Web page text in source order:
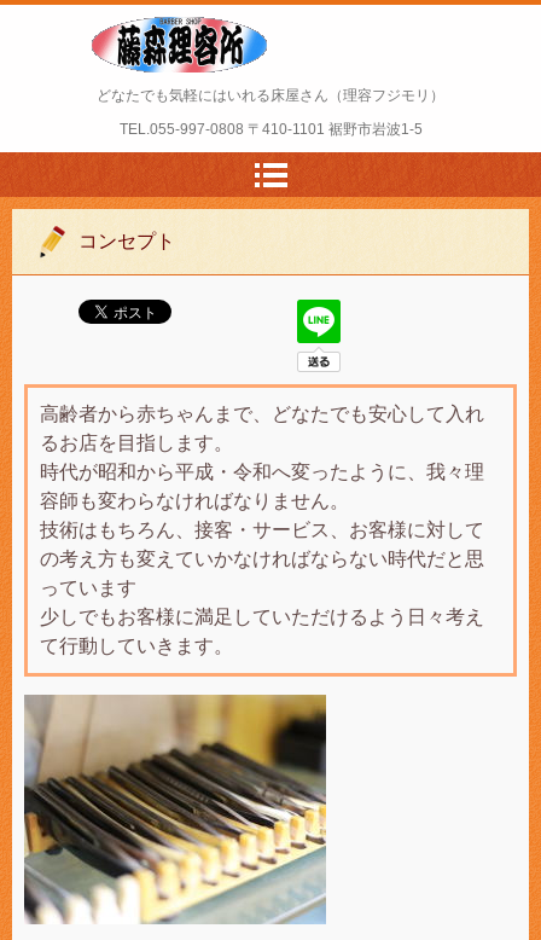
どなたでも気軽にはいれる床屋さん（理容フジモリ）
TEL.055-997-0808 〒410-1101 裾野市岩波1-5
コンセプト
高齢者から赤ちゃんまで、どなたでも安心して入れ
るお店を目指します。
時代が昭和から平成・令和へ変ったように、我々理
容師も変わらなければなりません。
技術はもちろん、接客・サービス、お客様に対して
の考え方も変えていかなければならない時代だと思
っています
少しでもお客様に満足していただけるよう日々考え
て行動していきます。